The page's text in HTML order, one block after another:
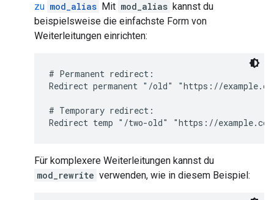
zu mod_alias Mit mod_alias kannst du
beispielsweise die einfachste Form von
Weiterleitungen einrichten:
# Permanent redirect:
Redirect permanent "/old" "https://
# Temporary redirect:
Redirect temp "/two-old" "https://
Für komplexere Weiterleitungen kannst du
mod_rewrite verwenden, wie in diesem Beispiel: